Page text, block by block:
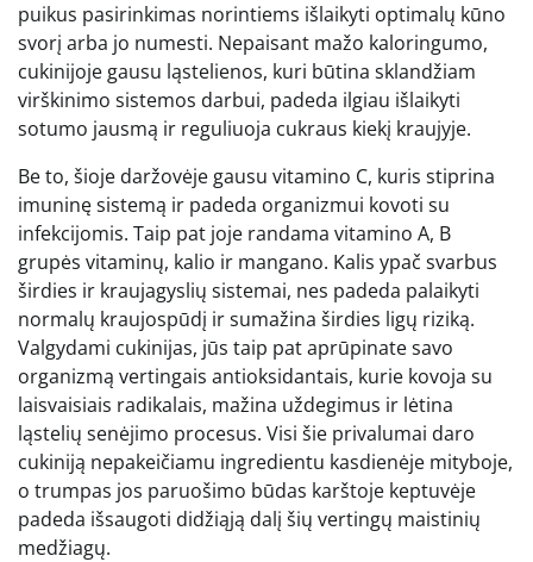
puikus pasirinkimas norintiems išlaikyti optimalų kūno
svorį arba jo numesti. Nepaisant mažo kaloringumo,
cukinijoje gausu ląstelienos, kuri būtina sklandžiam
virškinimo sistemos darbui, padeda ilgiau išlaikyti
sotumo jausmą ir reguliuoja cukraus kiekį kraujyje.
Be to, šioje daržovėje gausu vitamino C, kuris stiprina
imuninę sistemą ir padeda organizmui kovoti su
infekcijomis. Taip pat joje randama vitamino A, B
grupės vitaminų, kalio ir mangano. Kalis ypač svarbus
širdies ir kraujagyslių sistemai, nes padeda palaikyti
normalų kraujospūdį ir sumažina širdies ligų riziką.
Valgydami cukinijas, jūs taip pat aprūpinate savo
organizmą vertingais antioksidantais, kurie kovoja su
laisvaisiais radikalais, mažina uždegimus ir lėtina
ląstelių senėjimo procesus. Visi šie privalumai daro
cukiniją nepakeičiamu ingredientu kasdienėje mityboje,
o trumpas jos paruošimo būdas karštoje keptuvėje
padeda išsaugoti didžiąją dalį šių vertingų maistinių
medžiagų.